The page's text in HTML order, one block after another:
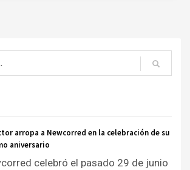
arropa a Newcorred en la celebración de su
aniversario
celebró el pasado 29 de junio